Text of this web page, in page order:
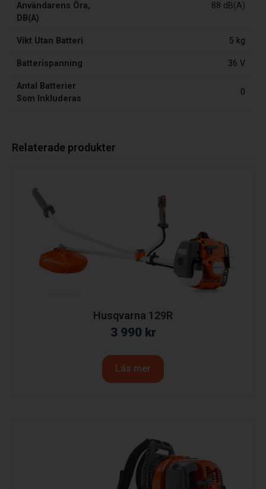
Användarens Öra,
DB(A)
88 dB(A)
Vikt Utan Batteri 5 kg
Batterispanning 36 V
Antal Batterier
Som Inkluderas
0
Relaterade produkter
Husqvarna 129R
3 990 kr
Läs mer